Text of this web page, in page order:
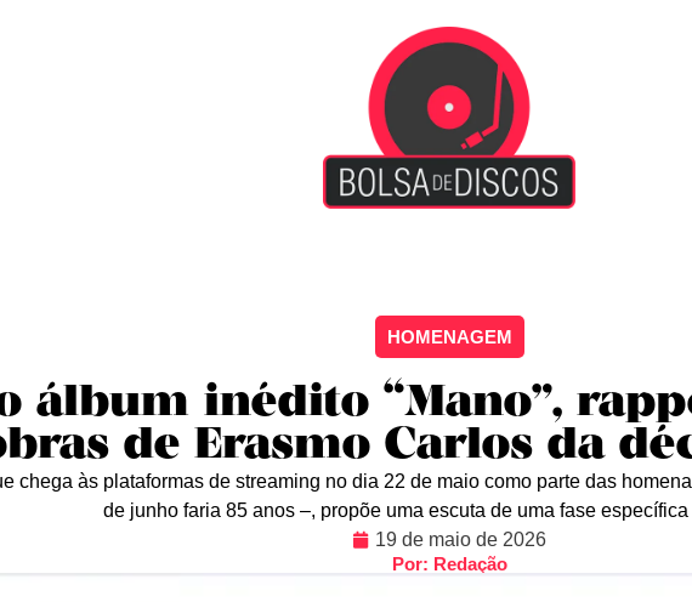
HOMENAGEM
álbum inédito “Mano”,
de Erasmo Carlos da
chega às plataformas de streaming no dia 22 de maio como parte das
de junho faria 85 anos –, propõe uma escuta de uma fase
19 de maio de 2026
Por: Redação